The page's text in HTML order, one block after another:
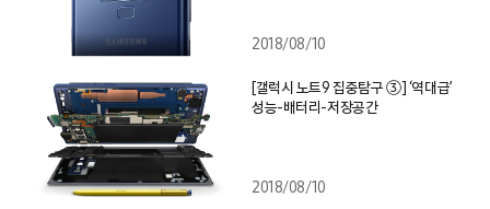
2018/08/10
[갤럭시 노트9 집중탐구 ③] ‘역대급’
성능-배터리-저장공간
2018/08/10